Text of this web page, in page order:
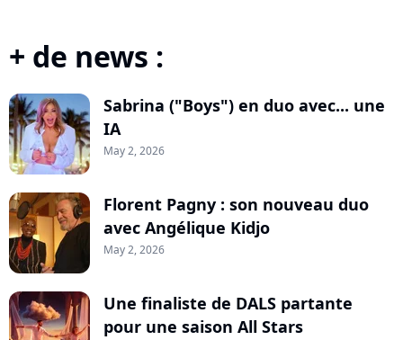
+ de news :
Sabrina ("Boys") en duo avec... une
IA
May 2, 2026
Florent Pagny : son nouveau duo
avec Angélique Kidjo
May 2, 2026
Une finaliste de DALS partante
pour une saison All Stars